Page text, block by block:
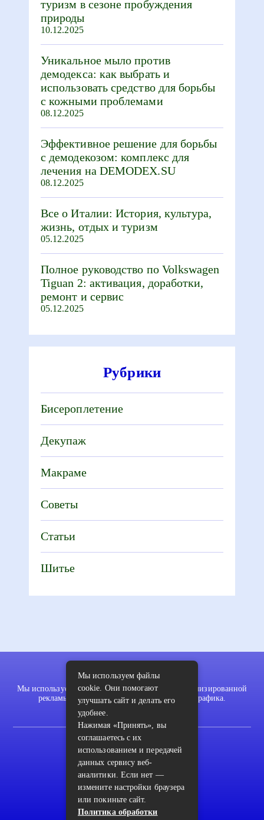
туризм в сезоне пробуждения
природы
10.12.2025
Уникальное мыло против
демодекса: как выбрать и
использовать средство для борьбы
с кожными проблемами
08.12.2025
Эффективное решение для борьбы
с демодекозом: комплекс для
лечения на DEMODEX.SU
08.12.2025
Все о Италии: История, культура,
жизнь, отдых и туризм
05.12.2025
Полное руководство по Volkswagen
Tiguan 2: активация, доработки,
ремонт и сервис
05.12.2025
Рубрики
Бисероплетение
Декупаж
Макраме
Советы
Статьи
Шитье
Мы используем файлы cookie для показа персонализированной
рекламы и/или контента и анализа нашего трафика.
Карта сайта
Пользовательское соглашение
Мы используем файлы
cookie. Они помогают
улучшать сайт и делать его
удобнее.
Нажимая «Принять», вы
соглашаетесь с их
использованием и передачей
данных сервису веб-
аналитики. Если нет —
измените настройки браузера
или покиньте сайт.
Политика обработки